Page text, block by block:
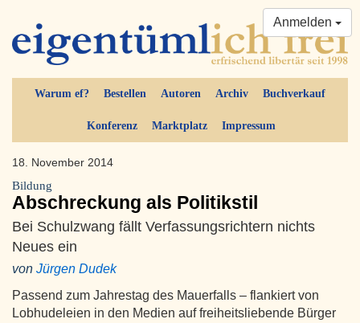
Warum ef? Bestellen Autoren Archiv Buchverkauf
Konferenz Marktplatz Impressum
Anmelden
18. November 2014
Bildung
Abschreckung als Politikstil
Bei Schulzwang fällt Verfassungsrichtern nichts
Neues ein
von Jürgen Dudek
Passend zum Jahrestag des Mauerfalls – flankiert von
Lobhudeleien in den Medien auf freiheitsliebende Bürger